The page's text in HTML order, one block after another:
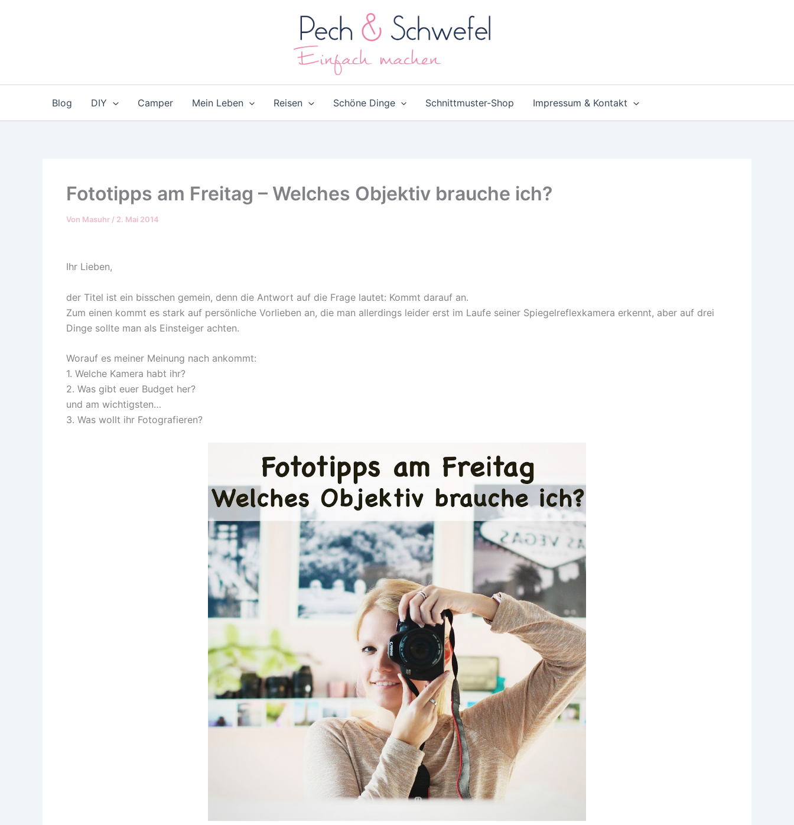
Blog DIY Camper Mein Leben Reisen Schöne Dinge Schnittmuster-Shop Impressum & Kontakt
Fototipps am Freitag – Welches Objektiv brauche ich?
Von Masuhr / 2. Mai 2014
Ihr Lieben,
der Titel ist ein bisschen gemein, denn die Antwort auf die Frage lautet: Kommt darauf an.
Zum einen kommt es stark auf persönliche Vorlieben an, die man allerdings leider erst im Laufe seiner Spiegelreflexkamera erkennt, aber auf drei
Dinge sollte man als Einsteiger achten.
Worauf es meiner Meinung nach ankommt:
1. Welche Kamera habt ihr?
2. Was gibt euer Budget her?
und am wichtigsten…
3. Was wollt ihr Fotografieren?